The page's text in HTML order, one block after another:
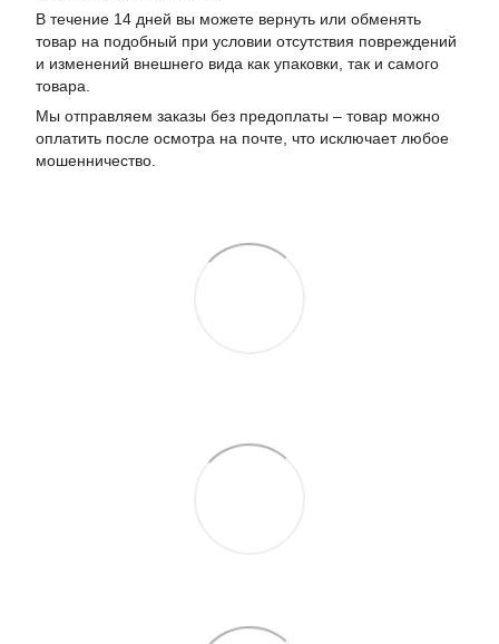
В течение 14 дней вы можете вернуть или обменять
товар на подобный при условии отсутствия повреждений
и изменений внешнего вида как упаковки, так и самого
товара.
Мы отправляем заказы без предоплаты – товар можно
оплатить после осмотра на почте, что исключает любое
мошенничество.